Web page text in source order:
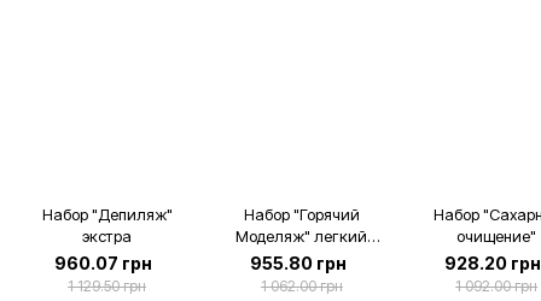
Набор "Депиляж"
экстра
960.07 грн
1 129.50 грн
Набор "Горячий
Моделяж" легкий
старт
955.80 грн
1 062.00 грн
Набор
очищение"
928.20 грн
1 092.00 грн